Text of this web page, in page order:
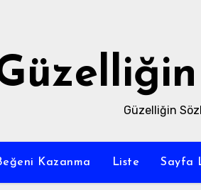
Güzelliğin
Kazanma Liste Sayfa